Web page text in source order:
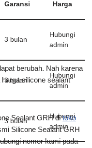
Garansi Harga
3 bulan
Hubungi
admin
3 bulan
Hubungi
admin
3 bulan
Hubungi
admin
berubah. Nah karena
silicone sealant
Sealant GRH ditoko
Silicone Sealant GRH
nomor kami pada